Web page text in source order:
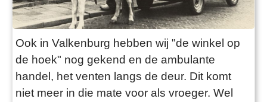
Ook in Valkenburg hebben wij "de winkel op
de hoek" nog gekend en de ambulante
handel, het venten langs de deur. Dit komt
niet meer in die mate voor als vroeger. Wel